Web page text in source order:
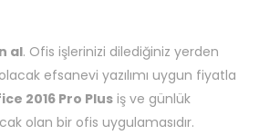
al. Ofis işlerinizi dilediğiniz yerden
efsanevi yazılımı uygun fiyatla
2016 Pro Plus iş ve günlük
olan bir ofis uygulamasıdır.